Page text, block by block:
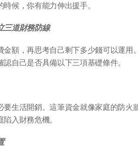
候，你有能力伸出援手。
三道財務防線
金額，再思考自己剩下多少錢可以運
自己是否具備以下三項基礎條件。
要生活開銷。這筆資金就像家庭的防
入財務危機。